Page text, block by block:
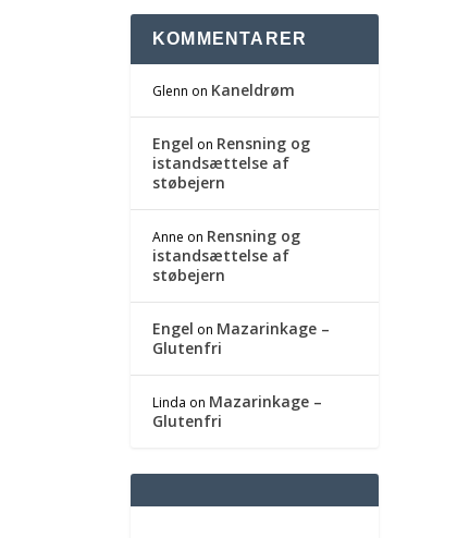
KOMMENTARER
Glenn on Kaneldrøm
Engel on Rensning og
istandsættelse af
støbejern
Anne on Rensning og
istandsættelse af
støbejern
Engel on Mazarinkage –
Glutenfri
Linda on Mazarinkage –
Glutenfri